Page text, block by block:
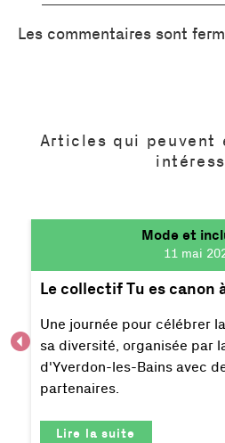
Les commentaires sont
Articles qui peuvent
Mode et
11 mai
Le collectif Tu es canon
Une journée pour célébrer
sa diversité, organisée par
d'Yverdon-les-Bains avec
partenaires.
Lire la suite